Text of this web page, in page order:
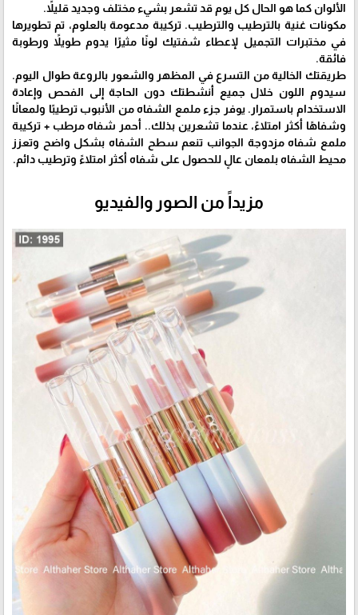
الألوان كما هو الحال كل يوم قد تشعر بشيء مختلف وجديد قليلاً.
مكونات غنية بالترطيب والترطيب. تركيبة مدعومة بالعلوم، تم تطويرها
في مختبرات التجميل لإعطاء شفتيك لونًا مثيرًا يدوم طويلاً ورطوبة
فائقة.
طريقتك الخالية من التسرع في المظهر والشعور بالروعة طوال اليوم.
سيدوم اللون خلال جميع أنشطتك دون الحاجة إلى الفحص وإعادة
الاستخدام باستمرار. يوفر جزء ملمع الشفاه من الأنبوب ترطيبًا ولمعانًا
وشفاهًا أكثر امتلاءً، عندما تشعرين بذلك.. أحمر شفاه مرطب + تركيبة
ملمع شفاه مزدوجة الجوانب تنعم سطح الشفاه بشكل واضح وتعزز
محيط الشفاه بلمعان عالٍ للحصول على شفاه أكثر امتلاءً وترطيب دائم.
مزيداً من الصور والفيديو